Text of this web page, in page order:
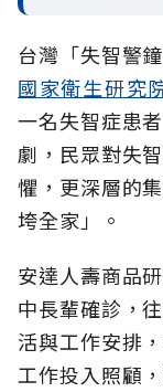
台灣「失智警
國家衛生研究
一名失智症患
劇，民眾對失
懼，更深層的
垮全家」。
安達人壽商品
中長輩確診，
活與工作安排
工作投入照顧